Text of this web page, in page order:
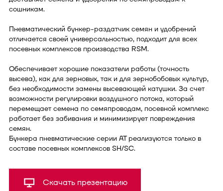
сошникам.
Пневматический бункер-раздатчик семян и удобрений
отличается своей универсальностью, подходит для всех
посевных комплексов производства RSM.
Обеспечивает хорошие показатели работы (точность
высева), как для зерновых, так и для зернобобовых культур,
без необходимости замены высевающей катушки. За счет
возможности регулировки воздушного потока, который
перемещает семена по семяпроводам, посевной комплекс
работает без забивания и минимизирует повреждения
семян.
Бункера пневматические серии АТ реализуются только в
составе посевных комплексов SH/SC.
Скачать презентацию